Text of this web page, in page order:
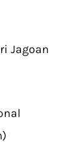
Jagoan
)